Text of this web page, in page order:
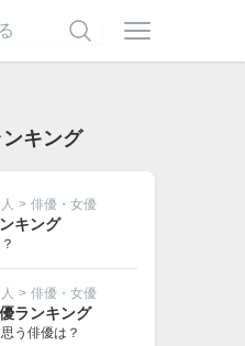
キング
> 俳優・女優
キング
> 俳優・女優
ランキング
う俳優は？